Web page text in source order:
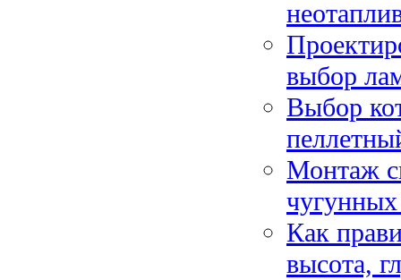
выбор
Выбор
Монтаж
Как
высота,